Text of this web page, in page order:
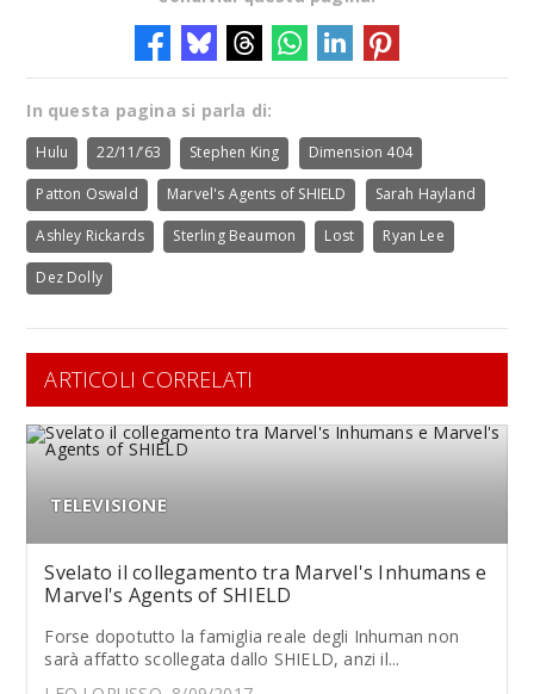
In questa pagina si parla di:
Hulu 22/11/’63 Stephen King Dimension 404
Patton Oswald Marvel's Agents of SHIELD Sarah Hayland
Ashley Rickards Sterling Beaumon Lost Ryan Lee
Dez Dolly
ARTICOLI CORRELATI
TELEVISIONE
Svelato il collegamento tra Marvel's Inhumans e
Marvel's Agents of SHIELD
Forse dopotutto la famiglia reale degli Inhuman non
sarà affatto scollegata dallo SHIELD, anzi il...